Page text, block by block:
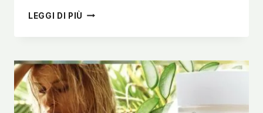
LEGGI DI PIÙ ALOE
–
SVEGLIATI
CON
UNA
PELLE